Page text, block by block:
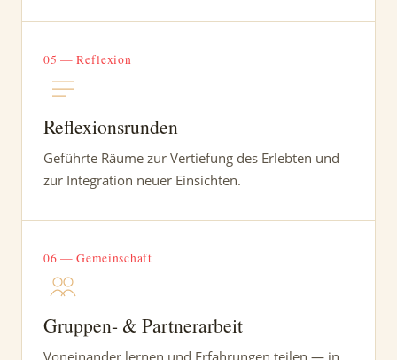
05 — Reflexion
Reflexionsrunden
Geführte Räume zur Vertiefung des Erlebten und
zur Integration neuer Einsichten.
06 — Gemeinschaft
Gruppen- & Partnerarbeit